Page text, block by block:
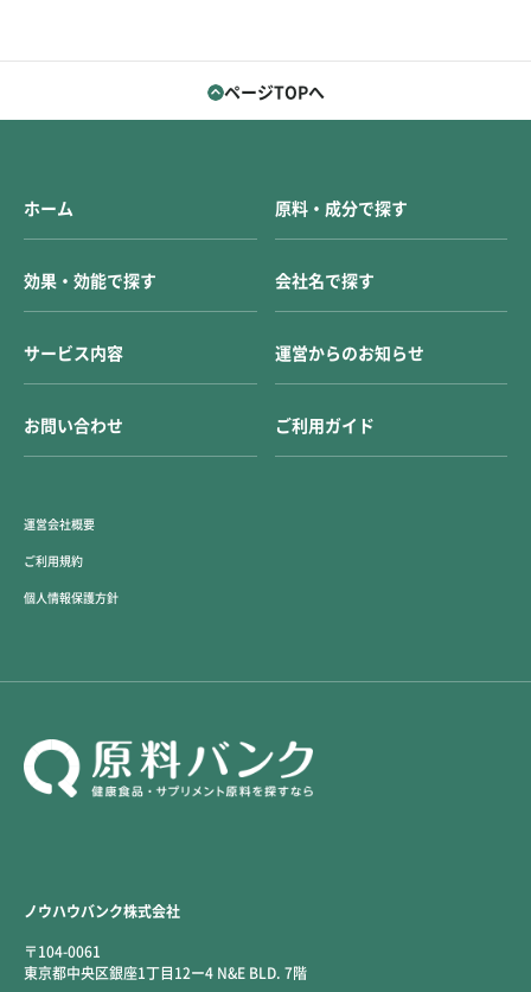
ページTOPへ
ノウハウバンク株式会社
〒104-0061
東京都中央区銀座1丁目12ー4 N&E BLD. 7階
ホーム 原料・成分で探す
効果・効能で探す 会社名で探す
サービス内容 運営からのお知らせ
お問い合わせ ご利用ガイド
運営会社概要
ご利用規約
個人情報保護方針